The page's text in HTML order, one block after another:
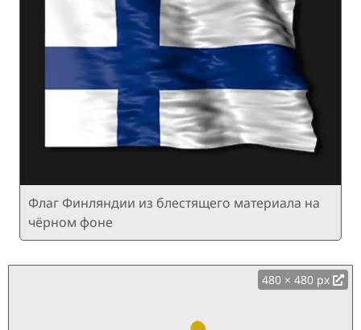
Флаг Финляндии из блестящего материала на
чёрном фоне
480 × 480 px